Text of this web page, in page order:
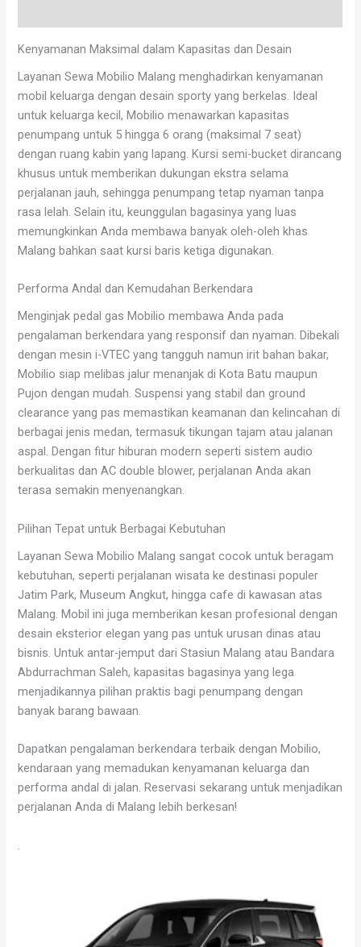
Kenyamanan Maksimal dalam Kapasitas dan Desain
Layanan Sewa Mobilio Malang menghadirkan kenyamanan
mobil keluarga dengan desain sporty yang berkelas. Ideal
untuk keluarga kecil, Mobilio menawarkan kapasitas
penumpang untuk 5 hingga 6 orang (maksimal 7 seat)
dengan ruang kabin yang lapang. Kursi semi-bucket dirancang
khusus untuk memberikan dukungan ekstra selama
perjalanan jauh, sehingga penumpang tetap nyaman tanpa
rasa lelah. Selain itu, keunggulan bagasinya yang luas
memungkinkan Anda membawa banyak oleh-oleh khas
Malang bahkan saat kursi baris ketiga digunakan.
Performa Andal dan Kemudahan Berkendara
Menginjak pedal gas Mobilio membawa Anda pada
pengalaman berkendara yang responsif dan nyaman. Dibekali
dengan mesin i-VTEC yang tangguh namun irit bahan bakar,
Mobilio siap melibas jalur menanjak di Kota Batu maupun
Pujon dengan mudah. Suspensi yang stabil dan ground
clearance yang pas memastikan keamanan dan kelincahan di
berbagai jenis medan, termasuk tikungan tajam atau jalanan
aspal. Dengan fitur hiburan modern seperti sistem audio
berkualitas dan AC double blower, perjalanan Anda akan
terasa semakin menyenangkan.
Pilihan Tepat untuk Berbagai Kebutuhan
Layanan Sewa Mobilio Malang sangat cocok untuk beragam
kebutuhan, seperti perjalanan wisata ke destinasi populer
Jatim Park, Museum Angkut, hingga cafe di kawasan atas
Malang. Mobil ini juga memberikan kesan profesional dengan
desain eksterior elegan yang pas untuk urusan dinas atau
bisnis. Untuk antar-jemput dari Stasiun Malang atau Bandara
Abdurrachman Saleh, kapasitas bagasinya yang lega
menjadikannya pilihan praktis bagi penumpang dengan
banyak barang bawaan.
Dapatkan pengalaman berkendara terbaik dengan Mobilio,
kendaraan yang memadukan kenyamanan keluarga dan
performa andal di jalan. Reservasi sekarang untuk menjadikan
perjalanan Anda di Malang lebih berkesan!
.